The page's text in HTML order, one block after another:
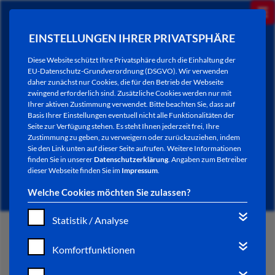
EINSTELLUNGEN IHRER PRIVATSPHÄRE
Diese Website schützt Ihre Privatsphäre durch die Einhaltung der
EU-Datenschutz-Grundverordnung (DSGVO). Wir verwenden
daher zunächst nur Cookies, die für den Betrieb der Webseite
zwingend erforderlich sind. Zusätzliche Cookies werden nur mit
Ihrer aktiven Zustimmung verwendet. Bitte beachten Sie, dass auf
Basis Ihrer Einstellungen eventuell nicht alle Funktionalitäten der
Seite zur Verfügung stehen. Es steht Ihnen jederzeit frei, Ihre
Zustimmung zu geben, zu verweigern oder zurückzuziehen, indem
Sie den Link unten auf dieser Seite aufrufen. Weitere Informationen
finden Sie in unsererDatenschutzerklärung. Angaben zum Betreiber
dieser Webseite finden Sie im Impressum.
Welche Cookies möchten Sie zulassen?
Statistik / Analyse
Komfortfunktionen
NEWSLETTER / CITY LETTER
START